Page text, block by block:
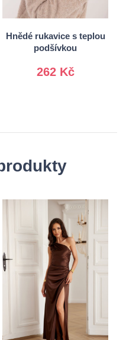
Hnědé rukavice s teplou
podšívkou
262 Kč
L/XL